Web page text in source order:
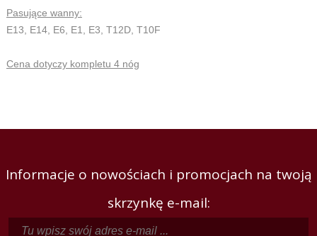
Pasujące wanny:
E13, E14, E6, E1, E3, T12D, T10F
Cena dotyczy kompletu 4 nóg
Informacje o nowościach i promocjach na twoją
skrzynkę e-mail: